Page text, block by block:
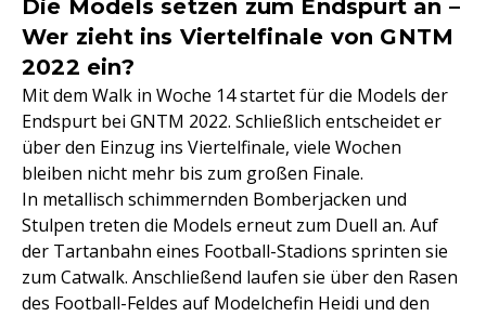
Die Models setzen zum Endspurt an –
Wer zieht ins Viertelfinale von GNTM
2022 ein?
Mit dem Walk in Woche 14 startet für die Models der
Endspurt bei GNTM 2022. Schließlich entscheidet er
über den Einzug ins Viertelfinale, viele Wochen
bleiben nicht mehr bis zum großen Finale.
In metallisch schimmernden Bomberjacken und
Stulpen treten die Models erneut zum Duell an. Auf
der Tartanbahn eines Football-Stadions sprinten sie
zum Catwalk. Anschließend laufen sie über den Rasen
des Football-Feldes auf Modelchefin Heidi und den